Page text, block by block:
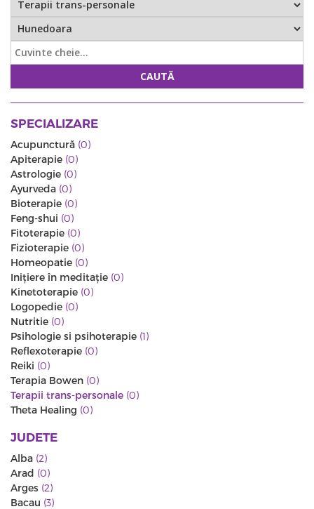
CAUTĂ
SPECIALIZARE
Acupunctură (0)
Apiterapie (0)
Astrologie (0)
Ayurveda (0)
Bioterapie (0)
Feng-shui (0)
Fitoterapie (0)
Fizioterapie (0)
Homeopatie (0)
Iniţiere în meditaţie (0)
Kinetoterapie (0)
Logopedie (0)
Nutritie (0)
Psihologie si psihoterapie (1)
Reflexoterapie (0)
Reiki (0)
Terapia Bowen (0)
Terapii trans-personale (0)
Theta Healing (0)
JUDETE
Alba (2)
Arad (0)
Arges (2)
Bacau (3)